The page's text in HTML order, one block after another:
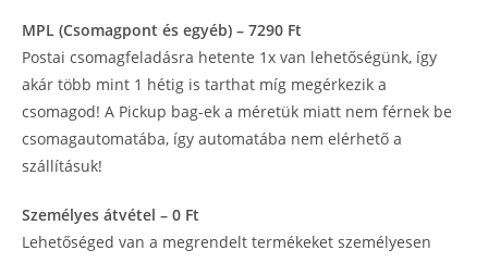
MPL (Csomagpont és egyéb) – 7290 Ft
Postai csomagfeladásra hetente 1x van lehetőségünk, így
akár több mint 1 hétig is tarthat míg megérkezik a
csomagod! A Pickup bag-ek a méretük miatt nem férnek be
csomagautomatába, így automatába nem elérhető a
szállításuk!
Személyes átvétel – 0 Ft
Lehetőséged van a megrendelt termékeket személyesen